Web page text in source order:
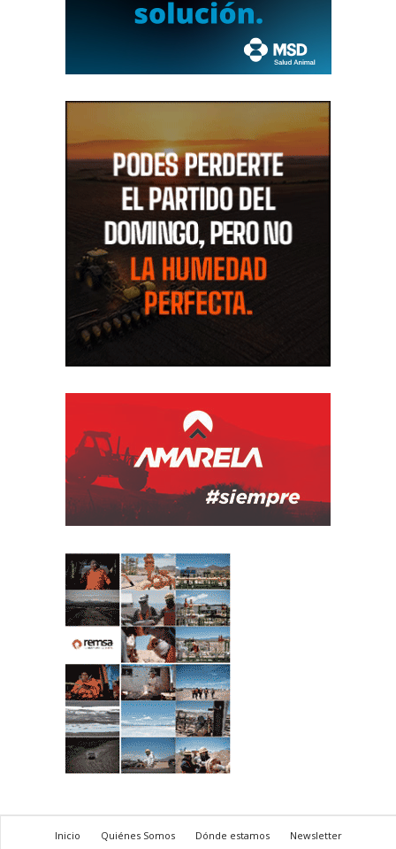
Inicio Quiénes Somos Dónde estamos Newsletter